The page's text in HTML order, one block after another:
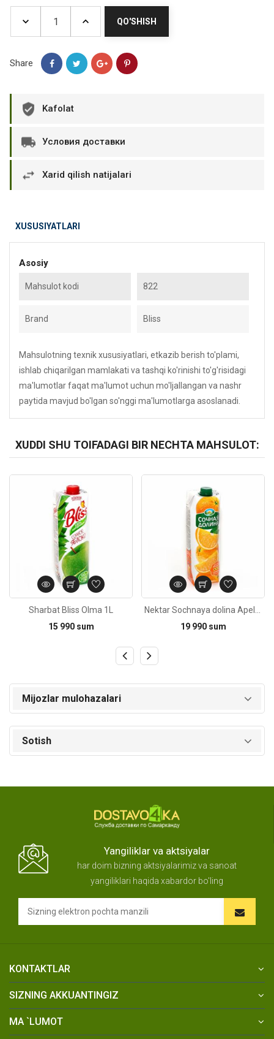
QO'SHISH
Share
Kafolat
Условия доставки
Xarid qilish natijalari
XUSUSIYATLARI
Asosiy
Mahsulot kodi 822
Brand Bliss
Mahsulotning texnik xususiyatlari, etkazib berish to'plami,
ishlab chiqarilgan mamlakati va tashqi ko'rinishi to'g'risidagi
ma'lumotlar faqat ma'lumot uchun mo'ljallangan va nashr
paytida mavjud bo'lgan so'nggi ma'lumotlarga asoslanadi.
XUDDI SHU TOIFADAGI BIR NECHTA MAHSULOT:
Sharbat Bliss Olma 1L
15 990 sum
19 990 sum
Mijozlar mulohazalari
Sotish
Yangiliklar va aktsiyalar
har doim bizning aktsiyalarimiz va sanoat
yangiliklari haqida xabardor bo'ling
KONTAKTLAR
SIZNING AKKUANTINGIZ
MA `LUMOT